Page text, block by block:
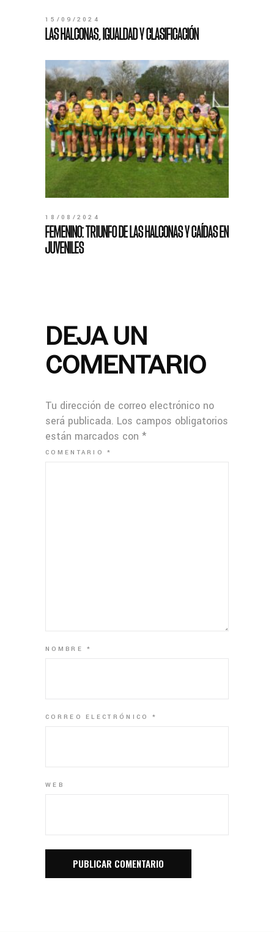
15/09/2024
LAS HALCONAS, IGUALDAD Y CLASIFICACIÓN
18/08/2024
FEMENINO: TRIUNFO DE LAS HALCONAS Y CAÍDAS EN
JUVENILES
DEJA UN
COMENTARIO
Tu dirección de correo electrónico no
será publicada. Los campos obligatorios
están marcados con *
COMENTARIO*
NOMBRE*
CORREO ELECTRÓNICO *
WEB